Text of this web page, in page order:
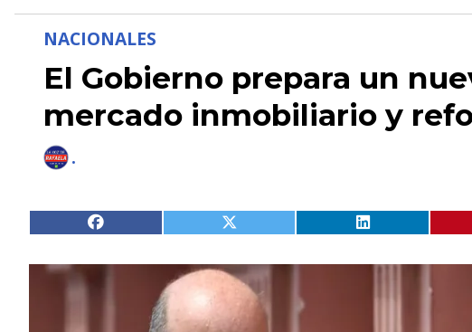
El Gobierno prepara un
mercado inmobiliario y
NACIONALES
.